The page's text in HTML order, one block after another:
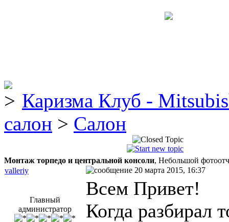
Каризма Клуб -
салон > Салон
Монтаж торпедо и центральной консоли, Небольшой
valleriy
20 марта 2015, 16:37
Главный
администратор
Всем Привет!
Когда разбирал